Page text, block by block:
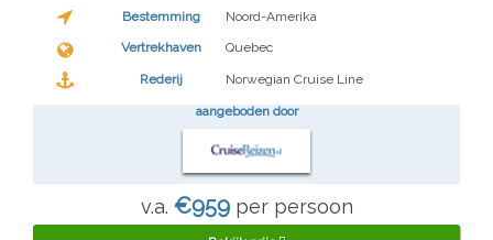
Bestemming Noord-Amerika
Vertrekhaven Quebec
Rederij Norwegian Cruise Line
aangeboden door
v.a. €959per persoon